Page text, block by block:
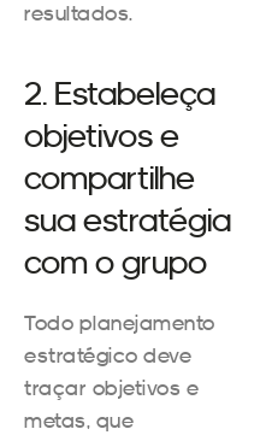
resultados.
2. Estabeleça
objetivos e
compartilhe
sua estratégia
com o grupo
Todo planejamento
estratégico deve
traçar objetivos e
metas, que